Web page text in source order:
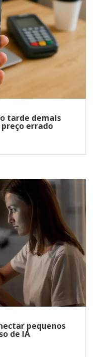
tarde demais
errado
pequenos
de IA